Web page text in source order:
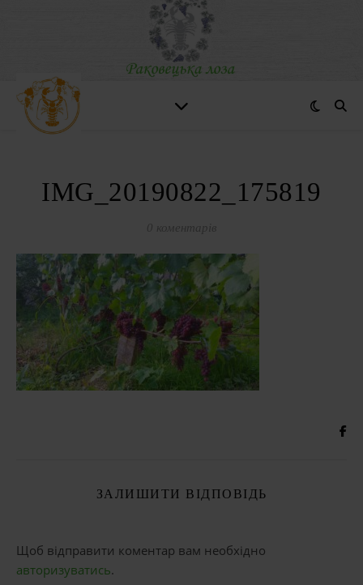
IMG_20190822_175819
0 коментарів
ЗАЛИШИТИ ВІДПОВІДЬ
Щоб відправити коментар вам необхідно
авторизуватись.